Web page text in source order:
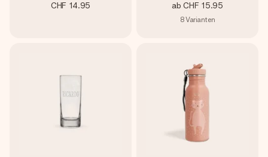
CHF 14.95 ab CHF 15.95
8Varianten